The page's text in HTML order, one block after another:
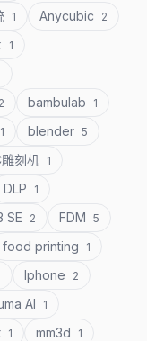
1 Anycubic 2
1
2 bambulab 1
1 blender 5
刻机 1
DLP 1
SE 2 FDM 5
food printing 1
Iphone 2
AI 1
1 mm3d 1